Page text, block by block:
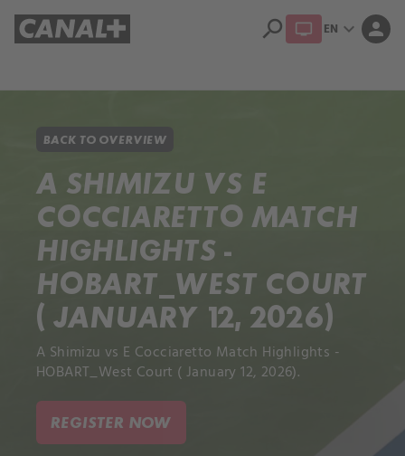
search EN expand_more person
BACK TO OVERVIEW
A SHIMIZU VS E
COCCIARETTO MATCH
HIGHLIGHTS -
HOBART_WEST COURT
( JANUARY 12, 2026)
A Shimizu vs E Cocciaretto Match Highlights -
HOBART_West Court ( January 12, 2026).
REGISTER NOW